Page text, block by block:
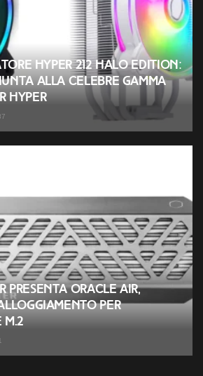
Hyper 212 Halo Edition:
alla celebre gamma
Hyper
presenta Oracle Air,
per